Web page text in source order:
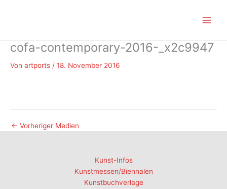
cofa-contemporary-2016-_x2c9947
Von artports / 18. November 2016
← Vorheriger Medien
Kunst-Infos
Kunstmessen/Biennalen
Kunstbuchverlage